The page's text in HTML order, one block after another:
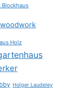
Blockhaus
Holz
Holger Laudeley